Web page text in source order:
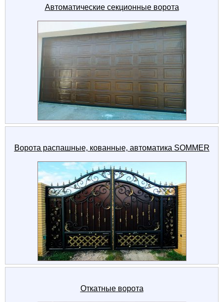
Автоматические секционные ворота
Ворота распашные, кованные, автоматика SOMMER
Откатные ворота